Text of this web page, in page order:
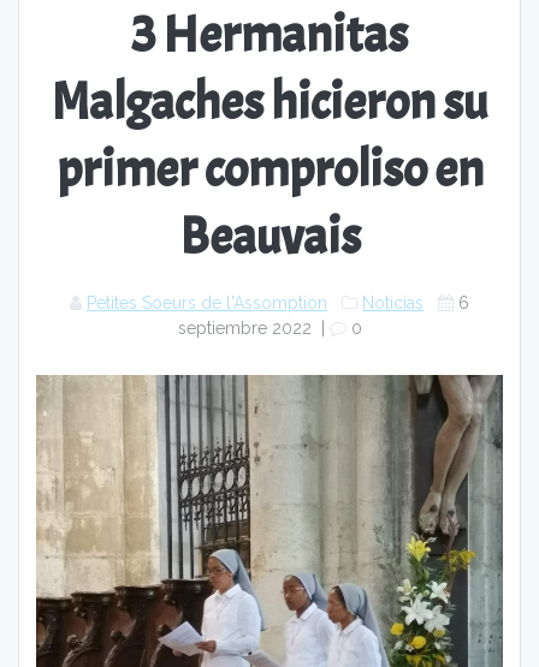
3 Hermanitas
Malgaches hicieron su
primer comproliso en
Beauvais
Petites Soeurs de l'Assomption Noticias
6
septiembre 2022
0